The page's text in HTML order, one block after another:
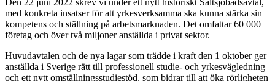
Den 22 juni 2022 skrev vi under ett nytt historiskt Saltsjöbadsavtal,
med konkreta insatser för att yrkesverksamma ska kunna stärka sin
kompetens och ställning på arbetsmarknaden. Det omfattar 60 000
företag och över två miljoner anställda i privat sektor.
Huvudavtalen och de nya lagar som trädde i kraft den 1 oktober ger
anställda i Sverige rätt till professionell studie- och yrkesvägledning
och ett nytt omställningsstudiestöd, som bidrar till att öka rörligheten